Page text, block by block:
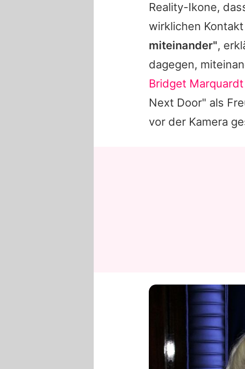
Reality-Ikone,
wirklichen
miteinander",
dagegen,
Bridget Marquardt
Next Door" als
vor der Kamera